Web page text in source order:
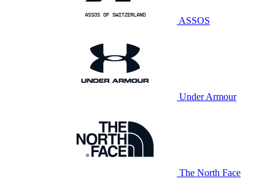
ASSOS
Under Armour
The North Face